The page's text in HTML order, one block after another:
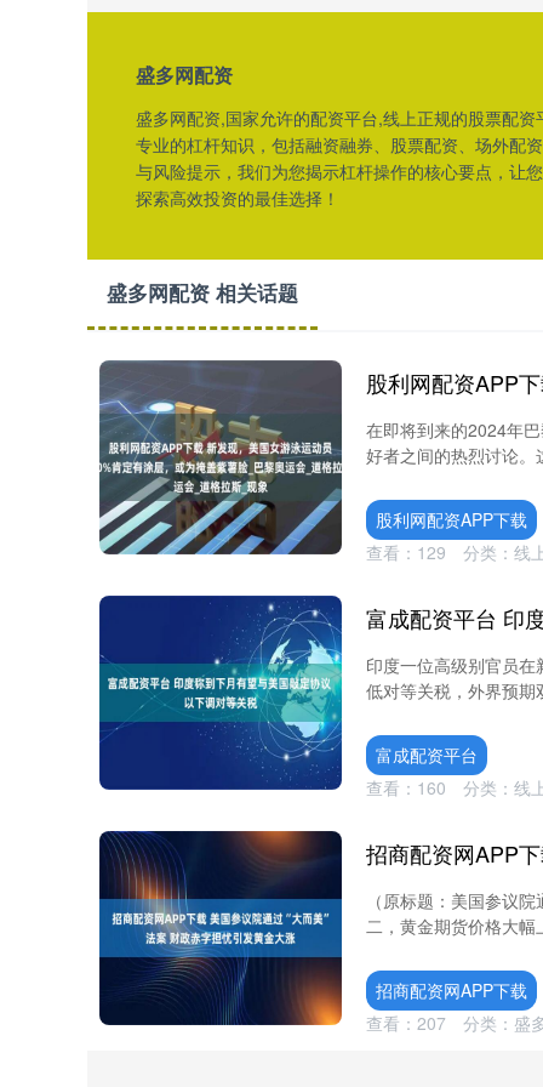
盛多网配资
盛多网配资,国家允许的配资平台,线上正规的股票配
专业的杠杆知识，包括融资融券、股票配资、场外配
与风险提示，我们为您揭示杠杆操作的核心要点，让
探索高效投资的最佳选择！
盛多网配资 相关话题
在即将到来的2024年
好者之间的热烈讨论
股利网配资APP下载
查看： 129 分类： 线
印度一位高级别官员
低对等关税，外界预期
富成配资平台
查看： 160 分类： 线
（原标题：美国参议
二，黄金期货价格大
招商配资网APP下载
查看： 207 分类： 盛